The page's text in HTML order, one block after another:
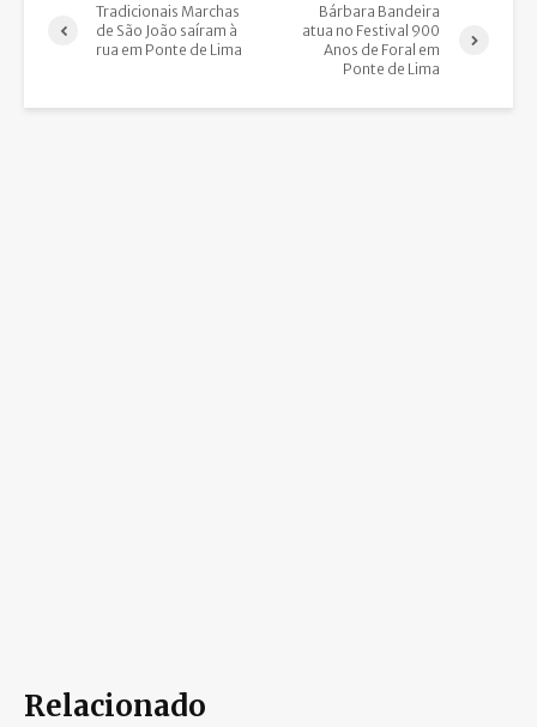
Tradicionais Marchas
de São João saíram à
rua em Ponte de Lima
Bárbara Bandeira
atua no Festival 900
Anos de Foral em
Ponte de Lima
Relacionado